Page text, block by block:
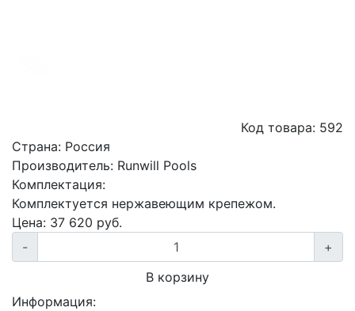
Код товара: 592
Страна: Россия
Производитель: Runwill Pools
Комплектация:
Комплектуется нержавеющим крепежом.
Цена: 37 620 руб.
-
+
В корзину
Информация: